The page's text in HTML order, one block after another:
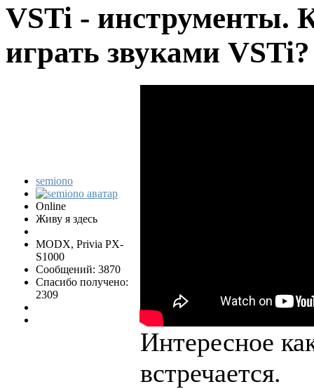
VSTi - инструменты.
играть звуками
semiono
Online
Живу я здесь
MODX, Privia PX-
S1000
Сообщений: 3870
Спасибо получено:
2309
Интересное
встречается.